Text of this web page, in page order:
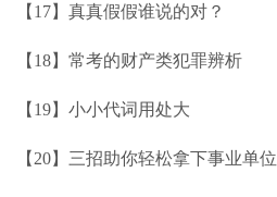
【17】真真假假谁说的对？
【18】常考的财产类犯罪辨析
【19】小小代词用处大
【20】三招助你轻松拿下事业单位